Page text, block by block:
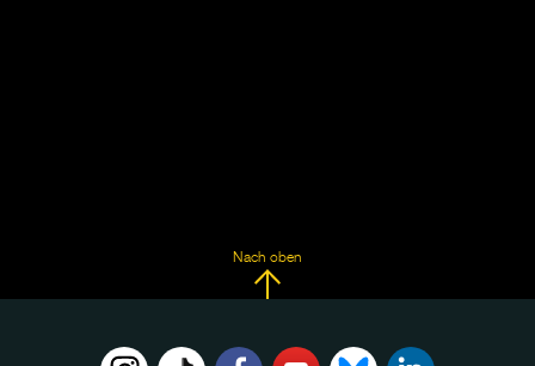
Nach oben